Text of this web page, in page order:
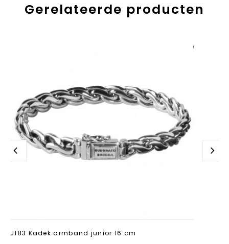
Gerelateerde producten
J183 Kadek armband junior 16 cm